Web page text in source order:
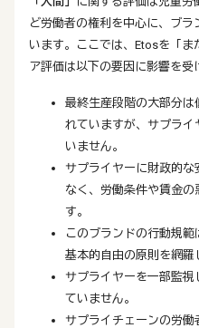
ど労働者の権利を中心に、ブ
います。ここでは、Etosを「
ア評価は以下の要因に影響を受
最終生産段階の大部分
れていますが、サプラ
いません。
サプライヤーに財政的
なく、労働条件や賃金
す。
このブランドの行動規
基本的自由の原則を網羅
サプライヤーを一部監
ていません。
サプライチェーンの労